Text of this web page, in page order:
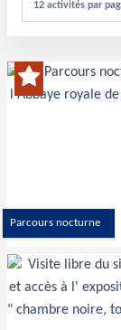
Parcours nocturne